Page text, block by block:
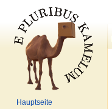
Hauptseite